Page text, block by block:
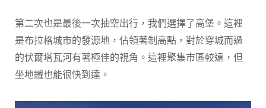
第二次也是最後一次抽空出行，我們選擇了高堡。這裡
是布拉格城市的發源地，佔領著制高點，對於穿城而過
的伏爾塔瓦河有著極佳的視角。這裡聚集市區較遠，但
坐地鐵也能很快到達。